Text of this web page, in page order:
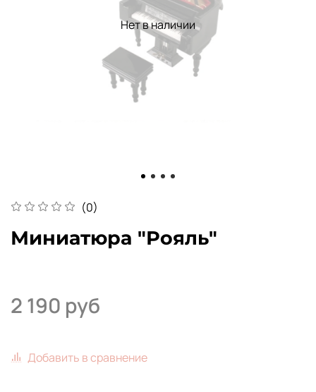
Нет в наличии
(0)
Миниатюра "Рояль"
2 190 руб
Добавить в сравнение